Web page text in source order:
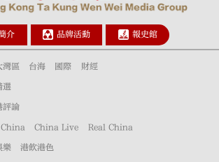
介 品牌活動 報史館
灣區 台海 國際 財經
選
評論
China Live Real China
樂 港飲港色